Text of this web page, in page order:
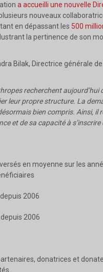
a accueilli une nouvelle
nouveaux
en dépassant les 500
la pertinence de son
Bilak, Directrice générale
recherchent aujourd’hui
leur propre structure. La
bien compris. Ainsi, il
et de sa capacité à
en moyenne sur les
2006
2006
donatrices et